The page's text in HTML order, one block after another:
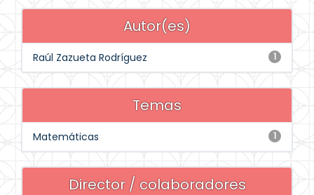
Autor(es)
1
Raúl Zazueta Rodríguez
Temas
1
Matemáticas
Director / colaboradores